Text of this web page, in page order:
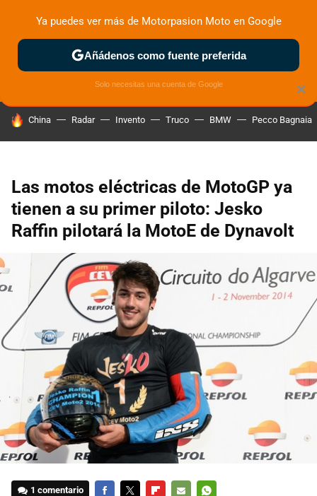
ZONA DE PRUEBAS DEPORTIVAS MOTOS ELÉCTRICAS
HOY SE HABLA DE
China Radar Invento Truco BMW Pecco Bagnaia
Las motos eléctricas de MotoGP ya
tienen a su primer piloto: Jesko
Raffin pilotará la MotoE de Dynavolt
1 comentario
×
Ya puedes ver más de Motorpasion Moto en Google
Añádenos como fuente preferida
Solo necesitas una cuenta de Google